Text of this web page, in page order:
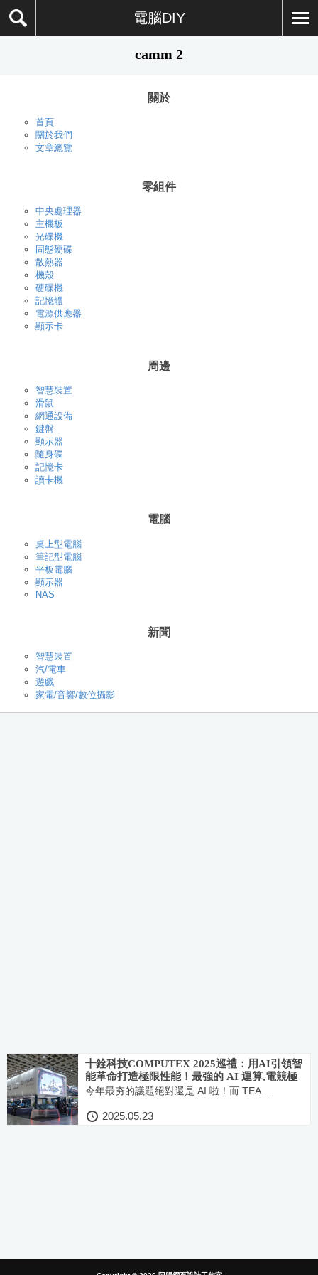
電腦DIY
camm 2
關於
首頁
關於我們
文章總覽
零組件
中央處理器
主機板
光碟機
固態硬碟
散熱器
機殼
硬碟機
記憶體
電源供應器
顯示卡
周邊
智慧裝置
滑鼠
網通設備
鍵盤
顯示器
隨身碟
記憶卡
讀卡機
電腦
桌上型電腦
筆記型電腦
平板電腦
顯示器
NAS
新聞
智慧裝置
汽/電車
遊戲
家電/音響/數位攝影
十銓科技COMPUTEX 2025巡禮：用AI引領智
能革命打造極限性能！最強的 AI 運算,電競極
限與行動資安都在這
今年最夯的議題絕對還是 AI 啦！而 TEA...
2025.05.23